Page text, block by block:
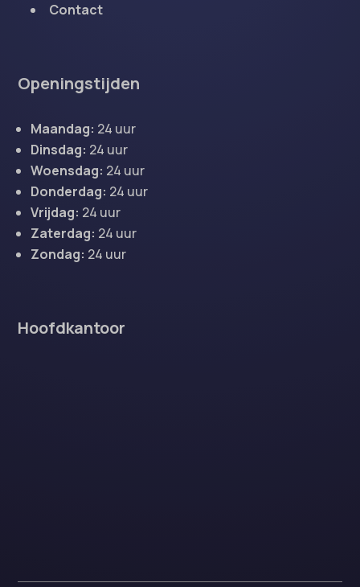
Contact
Openingstijden
Maandag: 24 uur
Dinsdag: 24 uur
Woensdag: 24 uur
Donderdag: 24 uur
Vrijdag: 24 uur
Zaterdag: 24 uur
Zondag: 24 uur
Hoofdkantoor